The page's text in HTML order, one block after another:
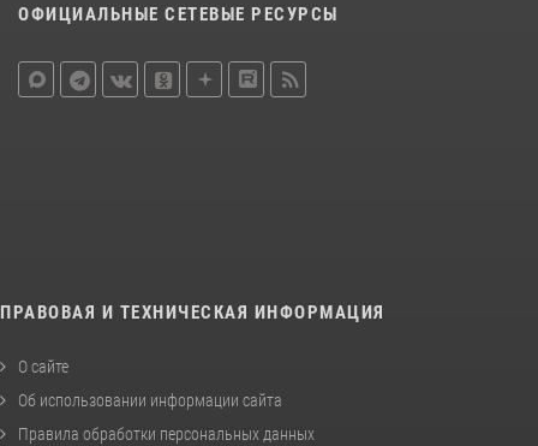
ОФИЦИАЛЬНЫЕ СЕТЕВЫЕ РЕСУРСЫ
ПРАВОВАЯ И ТЕХНИЧЕСКАЯ ИНФОРМАЦИЯ
О сайте
Об использовании информации сайта
Правила обработки персональных данных